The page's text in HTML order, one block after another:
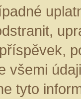
všemi
tyto